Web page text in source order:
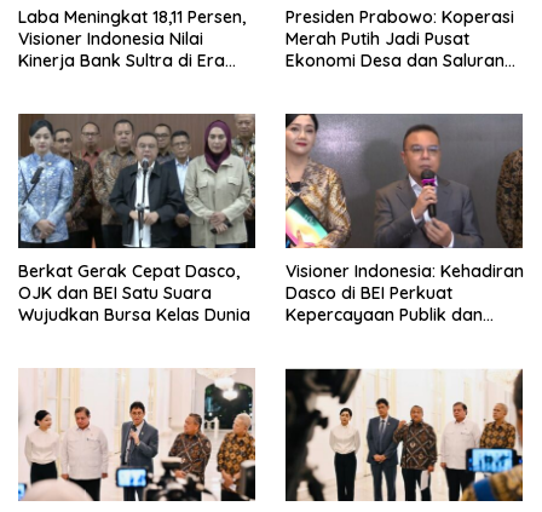
Laba Meningkat 18,11 Persen,
Visioner Indonesia Nilai
Kinerja Bank Sultra di Era
Presiden Prabowo: Koperasi
Merah Putih Jadi Pusat
Ekonomi Desa dan Saluran
Berkat Gerak Cepat Dasco,
OJK dan BEI Satu Suara
Wujudkan Bursa Kelas Dunia
Visioner Indonesia: Kehadiran
Dasco di BEI Perkuat
Kepercayaan Publik dan